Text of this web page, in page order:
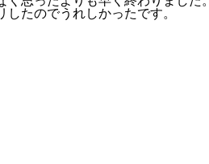
たのでうれしかったです。